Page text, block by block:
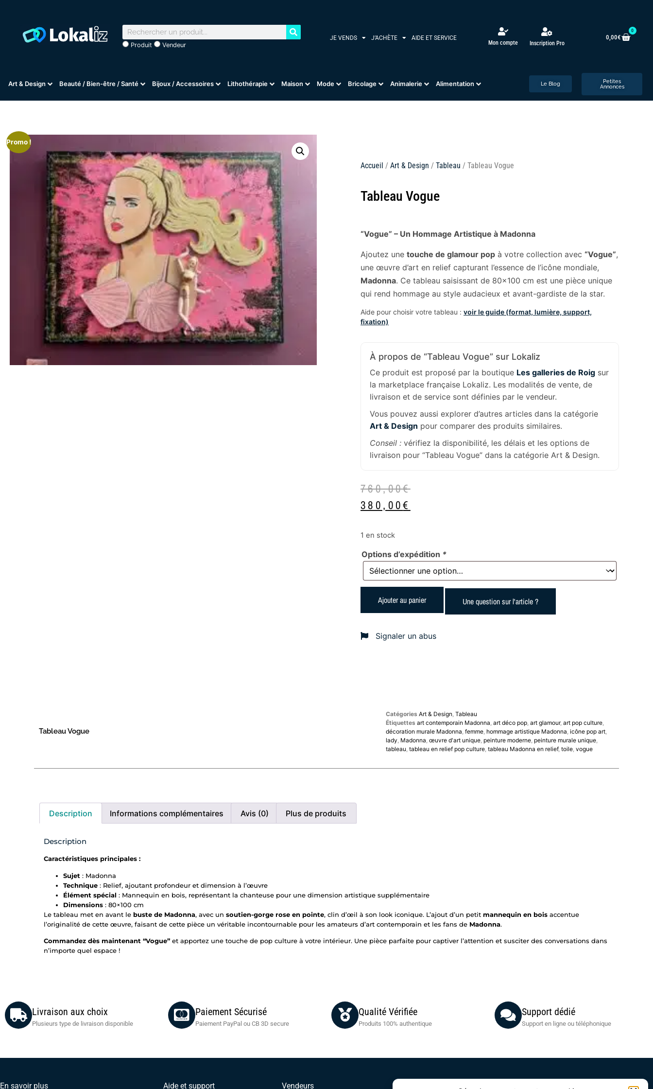
Produit Vendeur
JE VENDS J’ACHÈTE AIDE ET SERVICE
Mon compte Inscription Pro
0,00€
0
Art & Design Beauté / Bien-être / Santé Bijoux / Accessoires Lithothérapie Maison Mode Bricolage Animalerie Alimentation Le Blog
Petites
Annonces
Promo !
Accueil / Art & Design / Tableau / Tableau Vogue
Tableau Vogue
“Vogue” – Un Hommage Artistique à Madonna
Ajoutez une touche de glamour pop à votre collection avec “Vogue”,
une œuvre d’art en relief capturant l’essence de l’icône mondiale,
Madonna. Ce tableau saisissant de 80×100 cm est une pièce unique
qui rend hommage au style audacieux et avant-gardiste de la star.
Aide pour choisir votre tableau : voir le guide (format, lumière, support,
fixation)
À propos de “Tableau Vogue” sur Lokaliz
Ce produit est proposé par la boutique Les galleries de Roig sur
la marketplace française Lokaliz. Les modalités de vente, de
livraison et de service sont définies par le vendeur.
Vous pouvez aussi explorer d’autres articles dans la catégorie
Art & Design pour comparer des produits similaires.
Conseil : vérifiez la disponibilité, les délais et les options de
livraison pour “Tableau Vogue” dans la catégorie Art & Design.
760,00€
380,00€
1 en stock
Options d’expédition *
Ajouter au panier Une question sur l'article ?
Signaler un abus
Tableau Vogue
Catégories Art & Design Tableau
Étiquettes art contemporain Madonna art déco pop, art glamour, art pop culture,
décoration murale Madonna femme, hommage artistique Madonna icône pop art,
lady Madonna œuvre d'art unique, peinture moderne, peinture murale unique,
tableau tableau en relief pop culture, tableau Madonna en relief, toile, vogue
Description Informations complémentaires Avis (0) Plus de produits
Description
Caractéristiques principales :
Sujet : Madonna
Technique : Relief, ajoutant profondeur et dimension à l’œuvre
Élément spécial : Mannequin en bois, représentant la chanteuse pour une dimension artistique supplémentaire
Dimensions : 80×100 cm
Le tableau met en avant le buste de Madonna, avec un soutien-gorge rose en pointe, clin d’œil à son look iconique. L’ajout d’un petit mannequin en bois accentue
l’originalité de cette œuvre, faisant de cette pièce un véritable incontournable pour les amateurs d’art contemporain et les fans de Madonna.
Commandez dès maintenant “Vogue” et apportez une touche de pop culture à votre intérieur. Une pièce parfaite pour captiver l’attention et susciter des conversations dans
n’importe quel espace !
Livraison aux choix
Plusieurs type de livraison disponible
Paiement Sécurisé
Paiement PayPal ou CB 3D secure
Qualité Vérifiée
Produits 100% authentique
Support dédié
Support en ligne ou téléphonique
En savoir plus Aide et support Vendeurs